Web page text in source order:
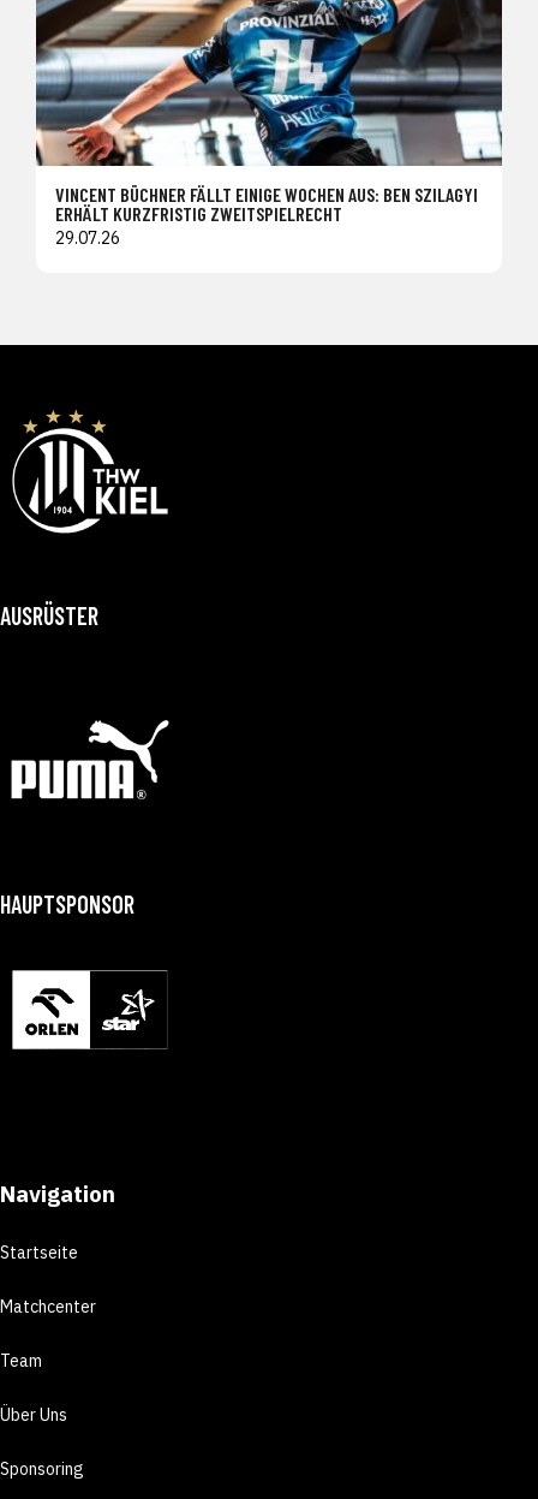
VINCENT BÜCHNER FÄLLT EINIGE WOCHEN AUS: BEN SZILAGYI
ERHÄLT KURZFRISTIG ZWEITSPIELRECHT
29.07.26
AUSRÜSTER
HAUPTSPONSOR
Navigation
Startseite
Matchcenter
Team
Über Uns
Sponsoring